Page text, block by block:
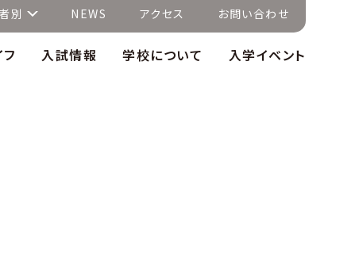
別 NEWS アクセス お問い合わせ
入試情報 学校について 入学イベント